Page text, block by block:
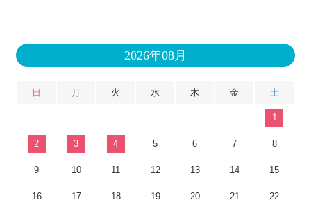
2026年08月
日 月 火 水 木 金 土
1
2 3 4 5 6 7 8
9 10 11 12 13 14 15
16 17 18 19 20 21 22